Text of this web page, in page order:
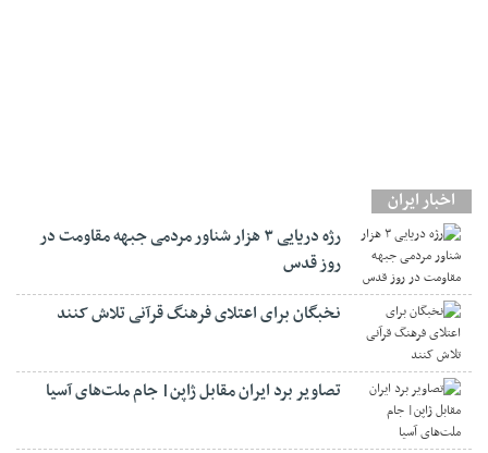
اخبار ایران
رژه دریایی ۳ هزار شناور مردمی جبهه مقاومت در
روز قدس
نخبگان برای اعتلای فرهنگ قرآنی تلاش کنند
تصاویر برد ایران مقابل ژاپن| جام ملت‌های آسیا